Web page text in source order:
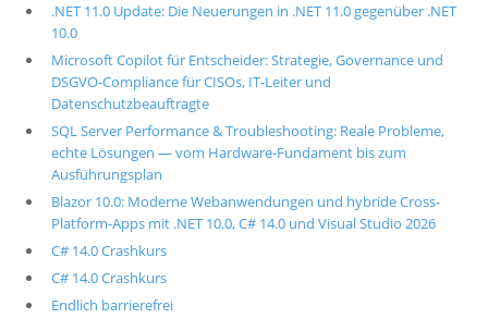
.NET 11.0 Update: Die Neuerungen in .NET 11.0 gegenüber .NET
10.0
Microsoft Copilot für Entscheider: Strategie, Governance und
DSGVO-Compliance für CISOs, IT-Leiter und
Datenschutzbeauftragte
SQL Server Performance & Troubleshooting: Reale Probleme,
echte Lösungen — vom Hardware-Fundament bis zum
Ausführungsplan
Blazor 10.0: Moderne Webanwendungen und hybride Cross-
Platform-Apps mit .NET 10.0, C# 14.0 und Visual Studio 2026
C# 14.0 Crashkurs
C# 14.0 Crashkurs
Endlich barrierefrei